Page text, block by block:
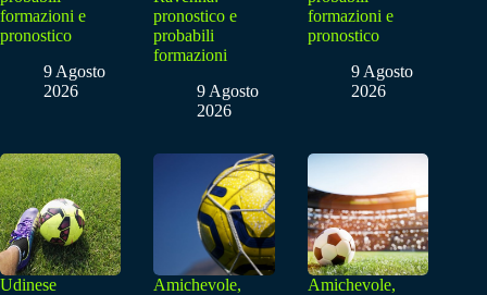
formazioni e
pronostico
9 Agosto
2026
pronostico e
probabili
formazioni
9 Agosto
2026
formazioni e
pronostico
9 Agosto
2026
Udinese
Amichevole,
Amichevole,